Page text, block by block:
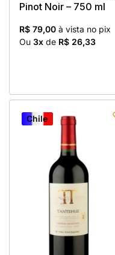
Pinot Noir – 750 ml
R$ 79,00 à vista no pix
Ou 3x de R$ 26,33
Chile
Chile